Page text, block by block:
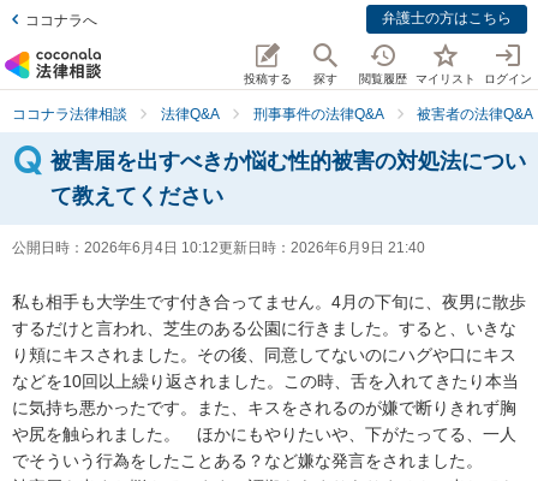
ココナラへ 弁護士の方はこちら
投稿する 探す 閲覧履歴 マイリスト ログイン
ココナラ法律相談 法律Q&A 刑事事件の法律Q&A 被害者の法律Q&A
被害届を出すべきか悩む性的被害の対処法につい
て教えてください
公開日時： 2026年6月4日 10:12更新日時： 2026年6月9日 21:40
私も相手も大学生です付き合ってません。4月の下旬に、夜男に散歩
するだけと言われ、芝生のある公園に行きました。すると、いきな
り頬にキスされました。その後、同意してないのにハグや口にキス
などを10回以上繰り返されました。この時、舌を入れてきたり本当
に気持ち悪かったです。また、キスをされるのが嫌で断りきれず胸
や尻を触られました。　ほかにもやりたいや、下がたってる、一人
でそういう行為をしたことある？など嫌な発言をされました。